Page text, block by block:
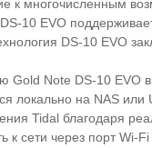
к многочисленным
10 EVO
DS-10 EVO
Note DS-10 EVO
локально на NAS или
Tidal благодаря
к сети через порт